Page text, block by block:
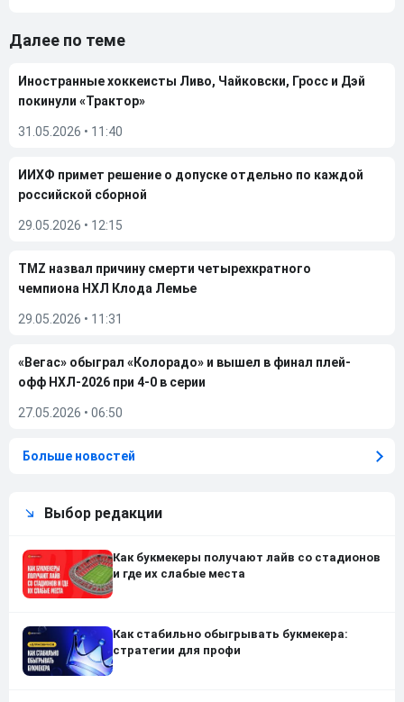
Далее по теме
Иностранные хоккеисты Ливо, Чайковски, Гросс и Дэй
покинули «Трактор»
31.05.2026 • 11:40
ИИХФ примет решение о допуске отдельно по каждой
российской сборной
29.05.2026 • 12:15
TMZ назвал причину смерти четырехкратного
чемпиона НХЛ Клода Лемье
29.05.2026 • 11:31
«Вегас» обыграл «Колорадо» и вышел в финал плей-
офф НХЛ-2026 при 4-0 в серии
27.05.2026 • 06:50
Больше новостей
Выбор редакции
Как букмекеры получают лайв со стадионов
и где их слабые места
Как стабильно обыгрывать букмекера:
стратегии для профи